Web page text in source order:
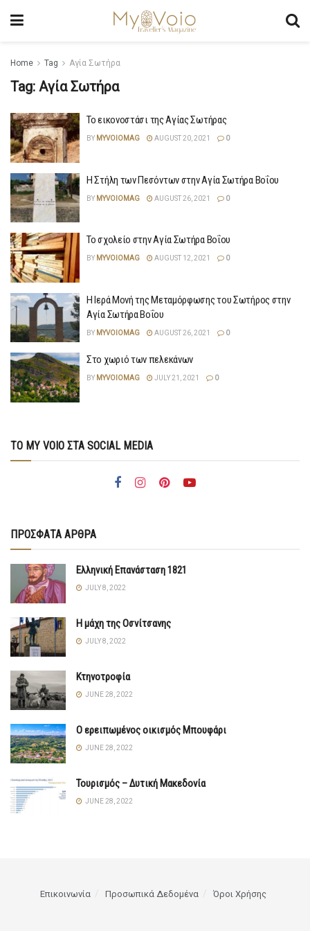
Home Tag Αγία Σωτήρα
Tag: Αγία Σωτήρα
Το εικονοστάσι της Αγίας Σωτήρας
BY MYVOIOMAG AUGUST 20, 2021 0
Η Στήλη των Πεσόντων στην Αγία Σωτήρα Βοΐου
BY MYVOIOMAG AUGUST 26, 2021 0
Το σχολείο στην Αγία Σωτήρα Βοΐου
BY MYVOIOMAG AUGUST 12, 2021 0
Η Ιερά Μονή της Μεταμόρφωσης του Σωτήρος στην
Αγία Σωτήρα Βοΐου
BY MYVOIOMAG AUGUST 26, 2021 0
Στο χωριό των πελεκάνων
BY MYVOIOMAG JULY 21, 2021 0
ΤΟ MY VOIO ΣΤΑ SOCIAL MEDIA
ΠΡΟΣΦΑΤΑ ΑΡΘΡΑ
Ελληνική Επανάσταση 1821
JULY 8, 2022
Η μάχη της Οσνίτσανης
JULY 8, 2022
Κτηνοτροφία
JUNE 28, 2022
Ο ερειπωμένος οικισμός Μπουφάρι
JUNE 28, 2022
Τουρισμός – Δυτική Μακεδονία
JUNE 28, 2022
Επικοινωνία Προσωπικά Δεδομένα Όροι Χρήσης